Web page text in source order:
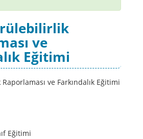
ve
Eğitimi
Eğitimi